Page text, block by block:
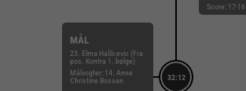
Score: 17-16
32:12
MÅL
23. Elma Halilcevic (Fra
pos. Kontra 1. bølge)
Målvogter: 14. Anne
Christine Bossen